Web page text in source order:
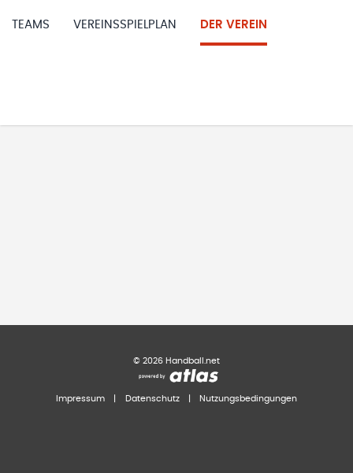
TEAMS VEREINSSPIELPLAN DER VEREIN
© 2026 Handball.net
Impressum Datenschutz Nutzungsbedingungen